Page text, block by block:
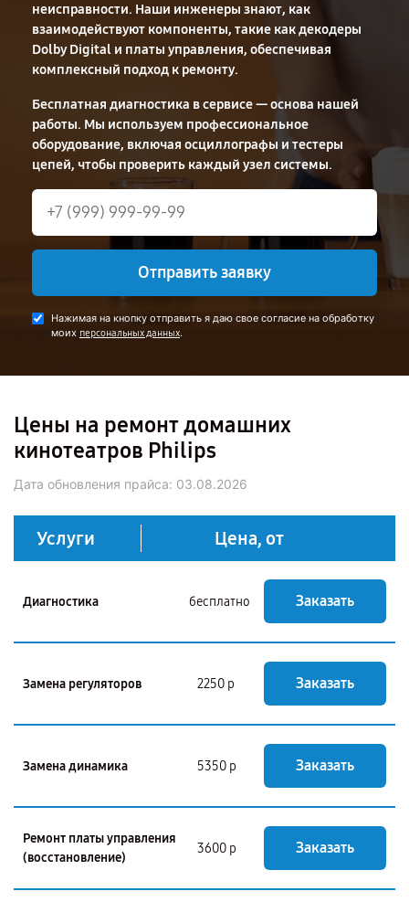
неисправности. Наши инженеры знают, как
взаимодействуют компоненты, такие как декодеры
Dolby Digital и платы управления, обеспечивая
комплексный подход к ремонту.
Бесплатная диагностика в сервисе — основа нашей
работы. Мы используем профессиональное
оборудование, включая осциллографы и тестеры
цепей, чтобы проверить каждый узел системы.
Отправить заявку
Нажимая на кнопку отправить я даю свое согласие на обработку
моих персональных данных.
Цены на ремонт домашних
кинотеатров Philips
Дата обновления прайса: 03.08.2026
Услуги Цена, от
Диагностика бесплатно Заказать
Замена регуляторов 2250 р Заказать
Замена динамика 5350 р Заказать
Ремонт платы управления
(восстановление)
3600 р Заказать